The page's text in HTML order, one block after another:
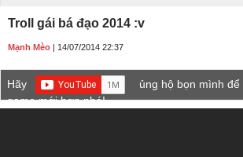
Troll gái bá đạo 2014 :v
Mạnh Mèo | 14/07/2014 22:37
Hãy
ủng hộ bọn mình
game mới hơn nhé!